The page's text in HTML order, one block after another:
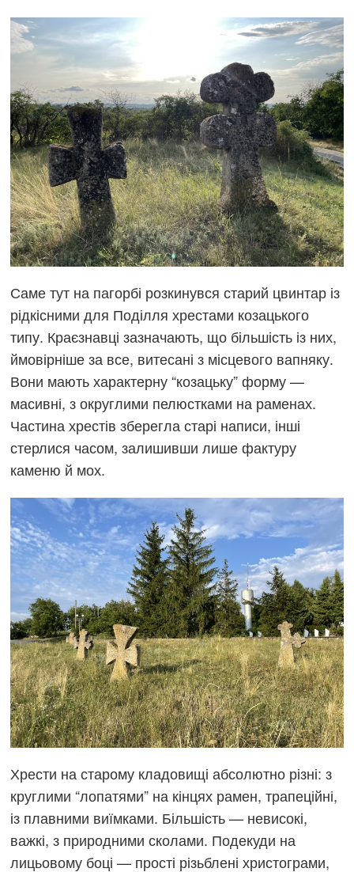
Саме тут на пагорбі розкинувся старий цвинтар із
рідкісними для Поділля хрестами козацького
типу. Краєзнавці зазначають, що більшість із них,
ймовірніше за все, витесані з місцевого вапняку.
Вони мають характерну “козацьку” форму —
масивні, з округлими пелюстками на раменах.
Частина хрестів зберегла старі написи, інші
стерлися часом, залишивши лише фактуру
каменю й мох.
Хрести на старому кладовищі абсолютно різні: з
круглими “лопатями” на кінцях рамен, трапеційні,
із плавними виїмками. Більшість — невисокі,
важкі, з природними сколами. Подекуди на
лицьовому боці — прості різьблені христограми,